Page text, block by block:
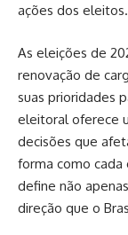
ações dos eleitos.
As eleições de
renovação de
suas prioridades
eleitoral oferece
decisões que
forma como cada
define não
direção que o